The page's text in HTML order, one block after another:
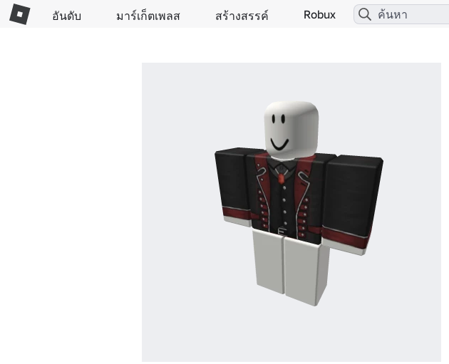
อันดับ มาร์เก็ตเพลส สร้างสรรค์ Robux